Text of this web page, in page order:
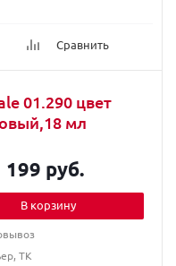
Сравнить
01.290 цвет
мл
199 руб.
В корзину
ТК